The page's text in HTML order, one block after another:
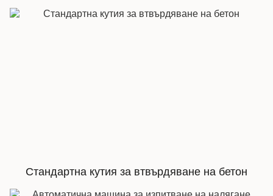
Стандартна кутия за втвърдяване на бетон